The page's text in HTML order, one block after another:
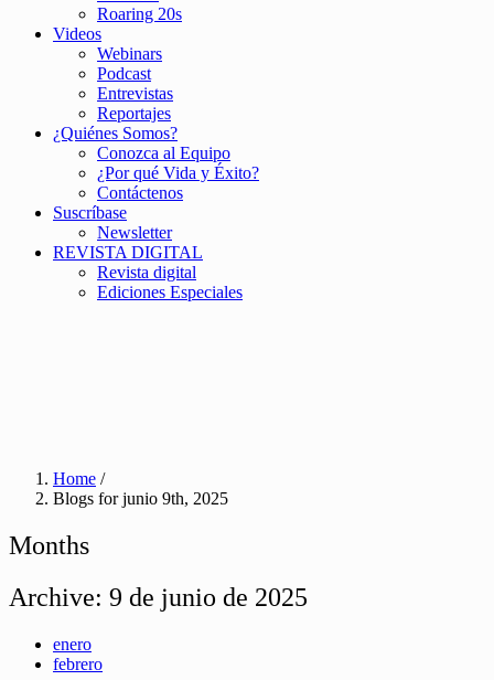
Roaring 20s
Videos
Webinars
Podcast
Entrevistas
Reportajes
¿Quiénes Somos?
Conozca al Equipo
¿Por qué Vida y Éxito?
Contáctenos
Suscríbase
Newsletter
REVISTA DIGITAL
Revista digital
Ediciones Especiales
Home /
Blogs for junio 9th, 2025
Months
Archive: 9 de junio de 2025
enero
febrero